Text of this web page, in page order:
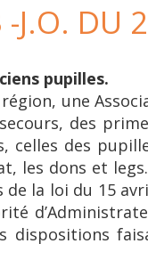
J.O. DU
pupilles.
une
des
des
les dons et
la loi du 15
dispositions